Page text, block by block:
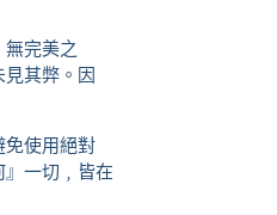
完美之
其弊。因
免使用絕對
一切﹐皆在